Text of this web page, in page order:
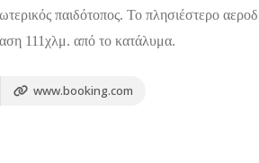
παιδότοπος. Το πλησιέστερο
111χλμ. από το κατάλυμα.
www.booking.com